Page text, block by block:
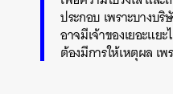
ประกอบ เพราะบางบ
อาจมีเจ้าของเยอะแย
ต้องมีการให้เหตุผล เ